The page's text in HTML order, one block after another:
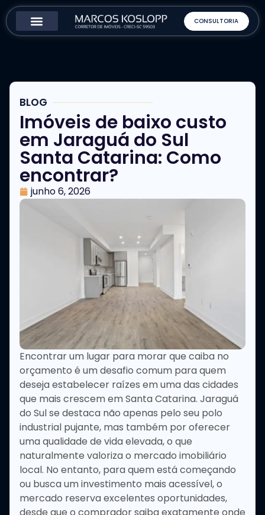
CONSULTORIA
BLOG
Imóveis de baixo custo
em Jaraguá do Sul
Santa Catarina: Como
encontrar?
junho 6, 2026
Encontrar um lugar para morar que caiba no
orçamento é um desafio comum para quem
deseja estabelecer raízes em uma das cidades
que mais crescem em Santa Catarina. Jaraguá
do Sul se destaca não apenas pelo seu polo
industrial pujante, mas também por oferecer
uma qualidade de vida elevada, o que
naturalmente valoriza o mercado imobiliário
local. No entanto, para quem está começando
ou busca um investimento mais acessível, o
mercado reserva excelentes oportunidades,
desde que o comprador saiba exatamente onde